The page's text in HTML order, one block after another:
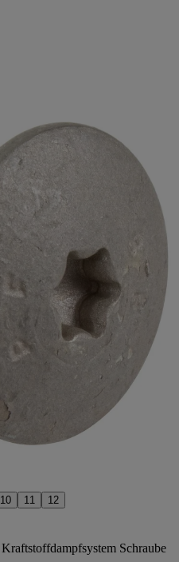
10 11 12
Kraftstoffdampfsystem Schraube